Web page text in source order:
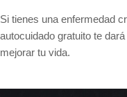
Si tienes una enfermedad
autocuidado gratuito te
mejorar tu vida.